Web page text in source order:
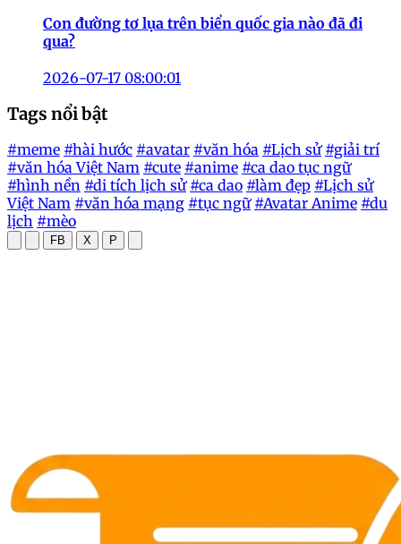
Con đường tơ lụa trên biển quốc gia nào đã đi
qua?
2026-07-17 08:00:01
Tags nổi bật
#meme #hài hước #avatar #văn hóa #Lịch sử #giải trí
#văn hóa Việt Nam #cute #anime #ca dao tục ngữ
#hình nền #di tích lịch sử #ca dao #làm đẹp #Lịch sử
Việt Nam #văn hóa mạng #tục ngữ #Avatar Anime #du
lịch #mèo
FB X P